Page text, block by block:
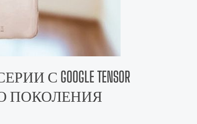
С GOOGLE TENSOR
ПОКОЛЕНИЯ